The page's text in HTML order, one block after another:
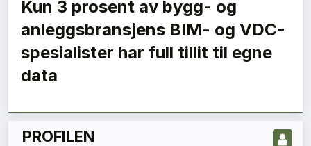
LES NYESTE UTGIVELSE HER
Kun 3 prosent av bygg- og
anleggsbransjens BIM- og VDC-
spesialister har full tillit til egne
data
PROFILEN